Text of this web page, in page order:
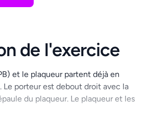
de l'exercice
et le plaqueur partent déjà en
Le porteur est debout droit avec la
du plaqueur. Le plaqueur et les